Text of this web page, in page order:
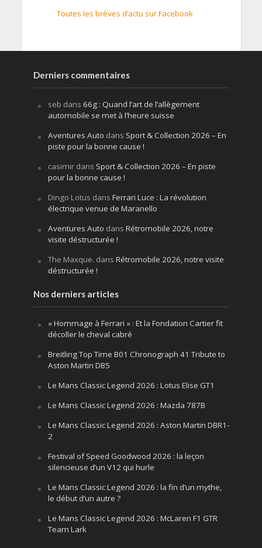
Toutes les brèves d’actu sur Facebook
Derniers commentaires
seb dans 66g : Quand l’art de l’allègement
automobile se met à l’heure suisse
Aventures Auto dans Sport & Collection 2026 – En
piste pour la bonne cause !
casimirdans Sport & Collection 2026 – En piste
pour la bonne cause !
Dingo Lotus dans Ferrari Luce : La révolution
électrique venue de Maranello
Aventures Auto dans Rétromobile 2026, notre
visite déstructurée !
The Maxque. dans Rétromobile 2026, notre visite
déstructurée !
Nos derniers articles
« Hommage à Ferrari » : Et la Fondation Cartier fit
décoller le cheval cabré
Breitling Top Time B01 Chronograph 41 Tribute to
Aston Martin DB5
Le Mans Classic Legend 2026 : Lotus Elise GT1
Le Mans Classic Legend 2026 : Mazda 787B
Le Mans Classic Legend 2026 : Aston Martin DBR1-
2
Festival of Speed Goodwood 2026 : la leçon
silencieuse d’un V12 qui hurle
Le Mans Classic Legend 2026 : la fin d’un mythe,
le début d’un autre ?
Le Mans Classic Legend 2026 : McLaren F1 GTR
Team Lark